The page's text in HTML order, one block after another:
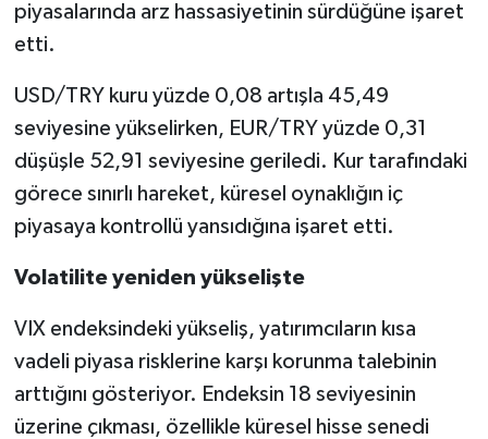
piyasalarında arz hassasiyetinin sürdüğüne işaret
etti.
USD/TRY kuru yüzde 0,08 artışla 45,49
seviyesine yükselirken, EUR/TRY yüzde 0,31
düşüşle 52,91 seviyesine geriledi. Kur tarafındaki
görece sınırlı hareket, küresel oynaklığın iç
piyasaya kontrollü yansıdığına işaret etti.
Volatilite yeniden yükselişte
VIX endeksindeki yükseliş, yatırımcıların kısa
vadeli piyasa risklerine karşı korunma talebinin
arttığını gösteriyor. Endeksin 18 seviyesinin
üzerine çıkması, özellikle küresel hisse senedi